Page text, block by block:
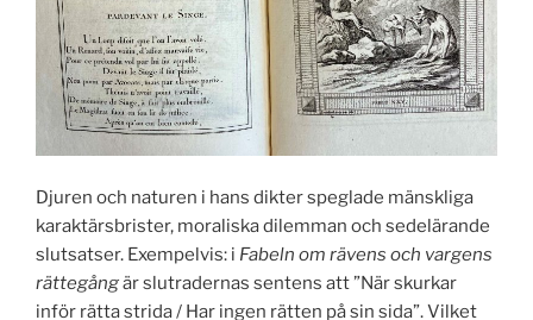
Djuren och naturen i hans dikter speglade mänskliga
karaktärsbrister, moraliska dilemman och sedelärande
slutsatser. Exempelvis: i Fabeln om rävens och vargens
rättegångär slutradernas sentens att ”När skurkar
inför rätta strida / Har ingen rätten på sin sida”. Vilket